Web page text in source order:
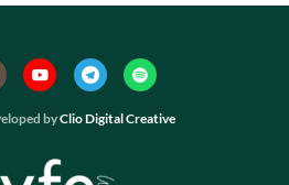
byClio Digital Creative